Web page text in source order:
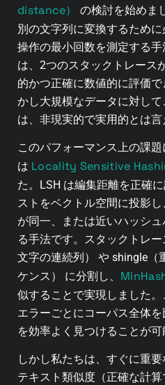
distance）
の検討を始めま
別の文字列に変換するため
操作の最小回数を測定する
は、2つのスタックトレース
的かつ正確に数値的に評価
かし大規模なデータに対し
は、非現実的で実用的とは言
このパフォーマンス上の課
は Locality Sensitive
た。LSH は編集距離を正確
ストをベクトル空間に投影
が同一、または近いハッシ
る手法です。スタックトレ
文字の連続列） や shingle（
ケンス） に分割し、
似することで実現しました
エラーごとにコーパス全体
を効率よく見つけることが可
しかし私たちは、すぐに重要
テキスト類似度（正確な計